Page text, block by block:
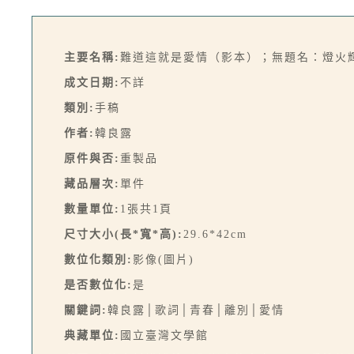
主要名稱: 難道這就是愛情（影本）；無題名：燈
成文日期: 不詳
類別: 手稿
作者: 韓良露
原件與否: 重製品
藏品層次: 單件
數量單位: 1張共1頁
尺寸大小(長*寬*高): 29.6*42cm
數位化類別: 影像(圖片)
是否數位化: 是
關鍵詞: 韓良露│歌詞│青春│離別│愛情
典藏單位: 國立臺灣文學館